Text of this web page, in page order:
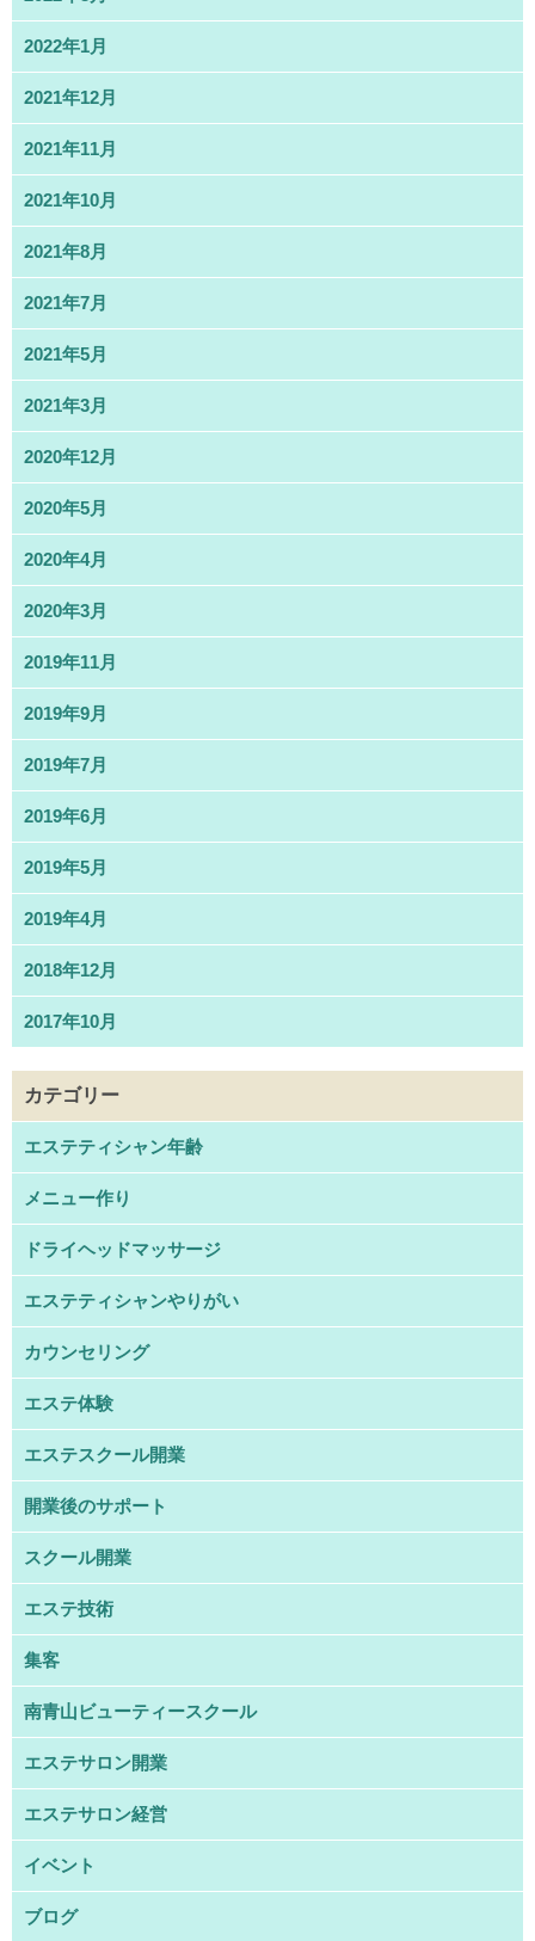
2022年1月
2021年12月
2021年11月
2021年10月
2021年8月
2021年7月
2021年5月
2021年3月
2020年12月
2020年5月
2020年4月
2020年3月
2019年11月
2019年9月
2019年7月
2019年6月
2019年5月
2019年4月
2018年12月
2017年10月
カテゴリー
エステティシャン年齢
メニュー作り
ドライヘッドマッサージ
エステティシャンやりがい
カウンセリング
エステ体験
エステスクール開業
開業後のサポート
スクール開業
エステ技術
集客
南青山ビューティースクール
エステサロン開業
エステサロン経営
イベント
ブログ